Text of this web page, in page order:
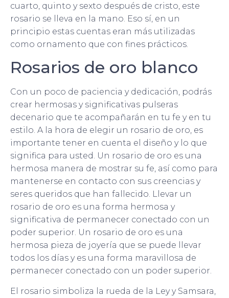
cuarto, quinto y sexto después de cristo, este
rosario se lleva en la mano. Eso sí, en un
principio estas cuentas eran más utilizadas
como ornamento que con fines prácticos.
Rosarios de oro blanco
Con un poco de paciencia y dedicación, podrás
crear hermosas y significativas pulseras
decenario que te acompañarán en tu fe y en tu
estilo. A la hora de elegir un rosario de oro, es
importante tener en cuenta el diseño y lo que
significa para usted. Un rosario de oro es una
hermosa manera de mostrar su fe, así como para
mantenerse en contacto con sus creencias y
seres queridos que han fallecido. Llevar un
rosario de oro es una forma hermosa y
significativa de permanecer conectado con un
poder superior. Un rosario de oro es una
hermosa pieza de joyería que se puede llevar
todos los días y es una forma maravillosa de
permanecer conectado con un poder superior.
El rosario simboliza la rueda de la Ley y Samsara,